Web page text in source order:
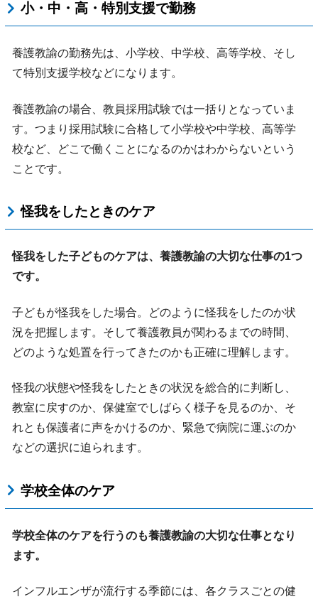
小・中・高・特別支援で勤務
養護教諭の勤務先は、小学校、中学校、高等学校、そし
て特別支援学校などになります。
養護教諭の場合、教員採用試験では一括りとなっていま
す。つまり採用試験に合格して小学校や中学校、高等学
校など、どこで働くことになるのかはわからないという
ことです。
怪我をしたときのケア
怪我をした子どものケアは、養護教諭の大切な仕事の1つ
です。
子どもが怪我をした場合。どのように怪我をしたのか状
況を把握します。そして養護教員が関わるまでの時間、
どのような処置を行ってきたのかも正確に理解します。
怪我の状態や怪我をしたときの状況を総合的に判断し、
教室に戻すのか、保健室でしばらく様子を見るのか、そ
れとも保護者に声をかけるのか、緊急で病院に運ぶのか
などの選択に迫られます。
学校全体のケア
学校全体のケアを行うのも養護教諭の大切な仕事となり
ます。
インフルエンザが流行する季節には、各クラスごとの健